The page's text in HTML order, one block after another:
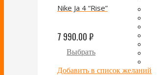
Nike Ja 4 “Rise”
7 990.00₽
Выбрать
Добавить в список желаний